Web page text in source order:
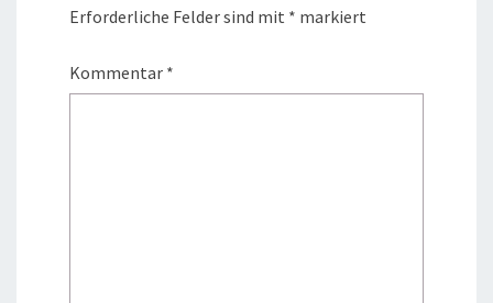
Erforderliche Felder sind mit * markiert
Kommentar *